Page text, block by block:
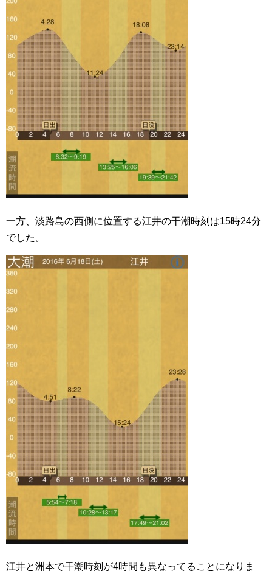
一方、淡路島の西側に位置する江井の干潮時刻は15時24分
でした。
江井と洲本で干潮時刻が4時間も異なってることになりま